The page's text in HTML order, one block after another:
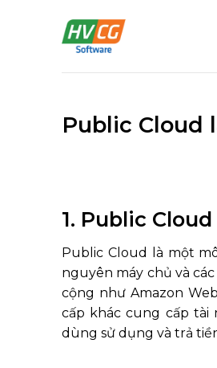
Public Cloud
1. Public
Public Cloud là một
nguyên máy chủ và
cộng như Amazon
cấp khác cung cấp tài
dùng sử dụng và trả